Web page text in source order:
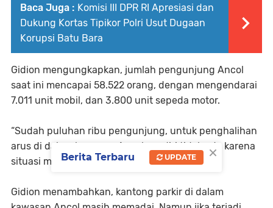
Baca Juga : Komisi III DPR RI Apresiasi dan
Dukung Kortas Tipikor Polri Usut Dugaan
Korupsi Batu Bara
Gidion mengungkapkan, jumlah pengunjung Ancol
saat ini mencapai 58.522 orang, dengan mengendarai
7.011 unit mobil, dan 3.800 unit sepeda motor.
“Sudah puluhan ribu pengunjung, untuk penghalihan
arus di dalam kawasan Ancol sendiri tidak ada karena
situasi masih terkendali,” ucapnya.
Gidion menambahkan, kantong parkir di dalam
×
Berita Terbaru UPDATE